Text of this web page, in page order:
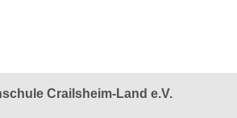
Crailsheim-Land e.V.